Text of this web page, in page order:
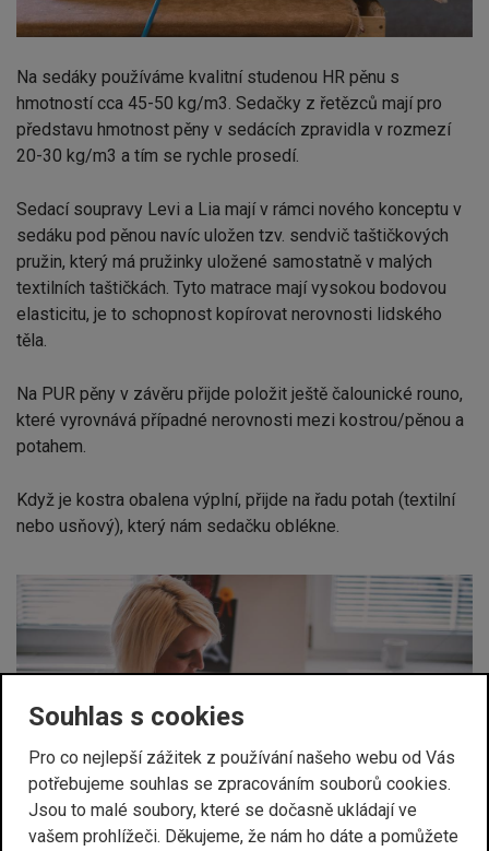
Na sedáky používáme kvalitní studenou HR pěnu s
hmotností cca 45-50 kg/m3. Sedačky z řetězců mají pro
představu hmotnost pěny v sedácích zpravidla v rozmezí
20-30 kg/m3 a tím se rychle prosedí.
Sedací soupravy Levi a Lia mají v rámci nového konceptu v
sedáku pod pěnou navíc uložen tzv. sendvič taštičkových
pružin, který má pružinky uložené samostatně v malých
textilních taštičkách. Tyto matrace mají vysokou bodovou
elasticitu, je to schopnost kopírovat nerovnosti lidského
těla.
Na PUR pěny v závěru přijde položit ještě čalounické rouno,
které vyrovnává případné nerovnosti mezi kostrou/pěnou a
potahem.
Když je kostra obalena výplní, přijde na řadu potah (textilní
nebo usňový), který nám sedačku oblékne.
Souhlas s cookies
Pro co nejlepší zážitek z používání našeho webu od Vás
potřebujeme souhlas se zpracováním souborů cookies.
Jsou to malé soubory, které se dočasně ukládají ve
vašem prohlížeči. Děkujeme, že nám ho dáte a pomůžete